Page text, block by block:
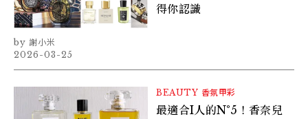
得你認識
謝小米
2026-03-25
BEAUTY 香氛甲彩
最適合I人的N°5！香奈兒